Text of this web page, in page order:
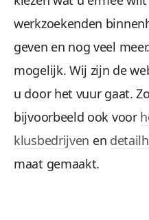
werkzoekenden
geven en nog veel
mogelijk. Wij zijn de
u door het vuur gaat.
bijvoorbeeld ook voor
klusbedrijven en
maat gemaakt.